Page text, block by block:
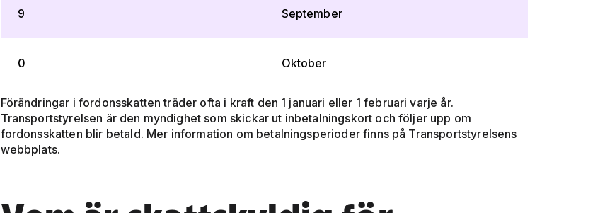
9 September
0 Oktober
Förändringar i fordonsskatten träder ofta i kraft den 1 januari eller 1 februari varje år.
Transportstyrelsen är den myndighet som skickar ut inbetalningskort och följer upp om
fordonsskatten blir betald. Mer information om betalningsperioder finns på Transportstyrelsens
webbplats.